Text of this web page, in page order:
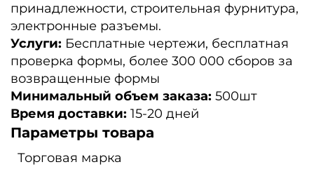
принадлежности, строительная фурнитура,
электронные разъемы.
Услуги: Бесплатные чертежи, бесплатная
проверка формы, более 300 000 сборов за
возвращенные формы
Минимальный объем заказа: 500шт
Время доставки: 15-20 дней
Параметры товара
Торговая марка